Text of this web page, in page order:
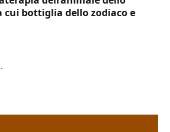
cui bottiglia dello zodiaco e